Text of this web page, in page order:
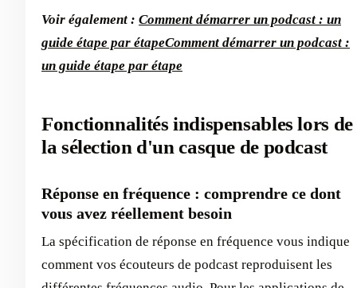
Voir également : Comment démarrer un podcast : un
guide étape par étapeComment démarrer un podcast :
un guide étape par étape
Fonctionnalités indispensables lors de
la sélection d'un casque de podcast
Réponse en fréquence : comprendre ce dont
vous avez réellement besoin
La spécification de réponse en fréquence vous indique
comment vos écouteurs de podcast reproduisent les